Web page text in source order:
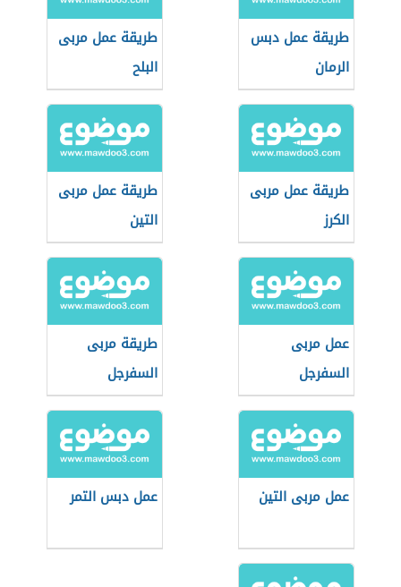
طريقة عمل دبس
الرمان
طريقة عمل مربى
البلح
طريقة عمل مربى
الكرز
طريقة عمل مربى
التين
عمل مربى
السفرجل
طريقة مربى
السفرجل
عمل مربى التين عمل دبس التمر